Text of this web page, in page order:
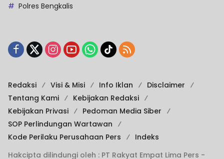
Polres Bengkalis
Redaksi Visi & Misi Info Iklan
Disclaimer
Tentang Kami
Kebijakan Redaksi
Kebijakan Privasi
Pedoman Media Siber
SOP Perlindungan Wartawan
Kode Perilaku Perusahaan Pers
Indeks
Hakcipta dilindungi oleh : PT Rakyat Empat Lima Pers -